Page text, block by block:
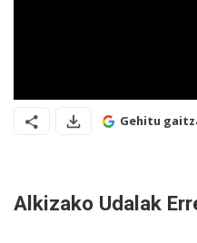
Gehitu
Alkizako Udalak